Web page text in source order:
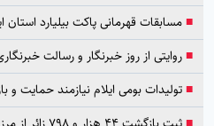
■مسابقات قهرمانی پاکت بیلیارد استان
■روایتی از روز خبرنگار و رسالت
■تولیدات بومی ایلام نیازمند حمایت و